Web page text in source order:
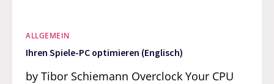
ALLGEMEIN
Ihren Spiele-PC optimieren (Englisch)
by Tibor Schiemann Overclock Your CPU